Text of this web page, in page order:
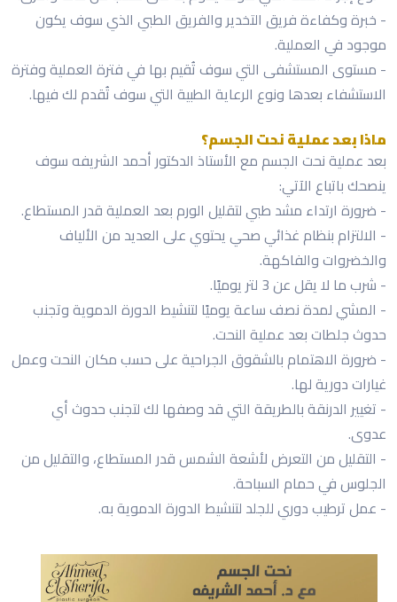
- خبرة وكفاءة فريق التخدير والفريق الطبي الذي سوف يكون
موجود في العملية.
- مستوى المستشفى التي سوف تُقيم بها في فترة العملية وفترة
الاستشفاء بعدها ونوع الرعاية الطبية التي سوف تُقدم لك فيها.
ماذا بعد عملية نحت الجسم؟
بعد عملية نحت الجسم مع الأستاذ الدكتور أحمد الشريفه سوف
ينصحك باتباع الآتي:
- ضرورة ارتداء مشد طبي لتقليل الورم بعد العملية قدر المستطاع.
- الالتزام بنظام غذائي صحي يحتوي على العديد من الألياف
والخضروات والفاكهة.
- شرب ما لا يقل عن 3 لتر يوميًا.
- المشي لمدة نصف ساعة يوميًا لتنشيط الدورة الدموية وتجنب
حدوث جلطات بعد عملية النحت.
- ضرورة الاهتمام بالشقوق الجراحية على حسب مكان النحت وعمل
غيارات دورية لها.
- تغيير الدرنقة بالطريقة التي قد وصفها لك لتجنب حدوث أي
عدوى.
- التقليل من التعرض لأشعة الشمس قدر المستطاع، والتقليل من
الجلوس في حمام السباحة.
- عمل ترطيب دوري للجلد لتنشيط الدورة الدموية به.